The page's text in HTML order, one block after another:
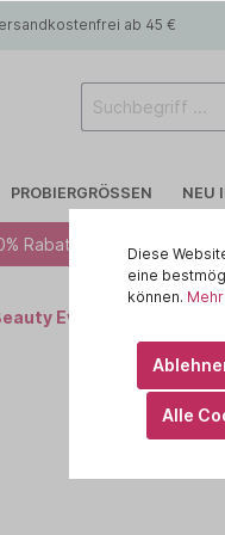
ab 45 €
PROBIERGRÖSSEN NEU
Rabatt ab 49 € - Code:
Everyday
Diese
eine
können.
Alle